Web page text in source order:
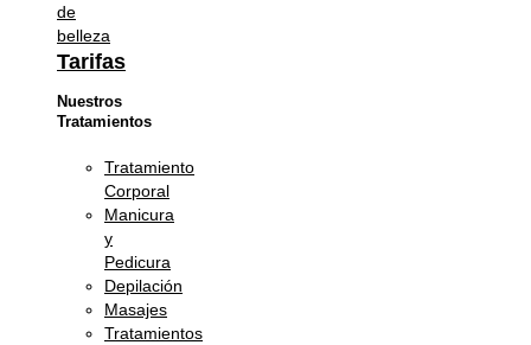
de
belleza
Tarifas
Nuestros
Tratamientos
Tratamiento
Corporal
Manicura
y
Pedicura
Depilación
Masajes
Tratamientos